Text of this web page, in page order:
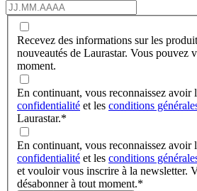
Recevez des informations sur les
nouveautés de Laurastar. Vous pouvez
moment.
En continuant, vous reconnaissez avoir
confidentialité et les conditions
Laurastar.*
En continuant, vous reconnaissez avoir
confidentialité et les conditions
et vouloir vous inscrire à la newsletter.
désabonner à tout moment.*